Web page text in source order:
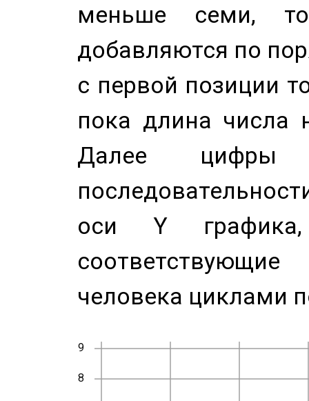
меньше семи,
добавляются по
с первой позиции
пока длина числа
Далее цифры
оси Y
человека циклами